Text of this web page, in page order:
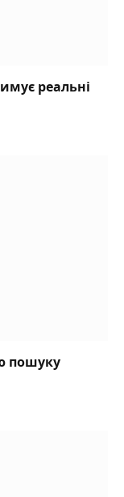
реальні
пошуку